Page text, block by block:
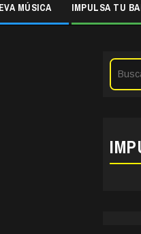
MÚSICA IMPULSA TU